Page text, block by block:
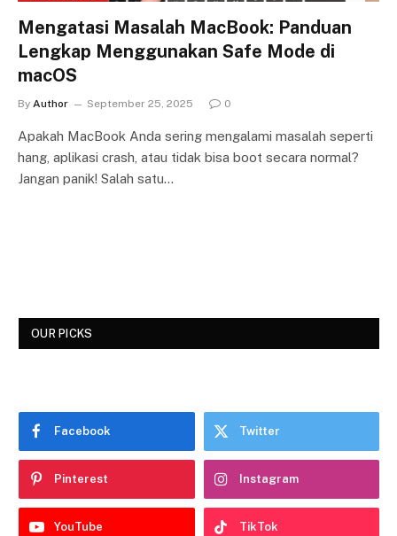
Mengatasi Masalah MacBook: Panduan
Lengkap Menggunakan Safe Mode di
macOS
By Author September 25, 2025 0
Apakah MacBook Anda sering mengalami masalah seperti
hang, aplikasi crash, atau tidak bisa boot secara normal?
Jangan panik! Salah satu…
OUR PICKS
Facebook Twitter
Pinterest Instagram
YouTube TikTok